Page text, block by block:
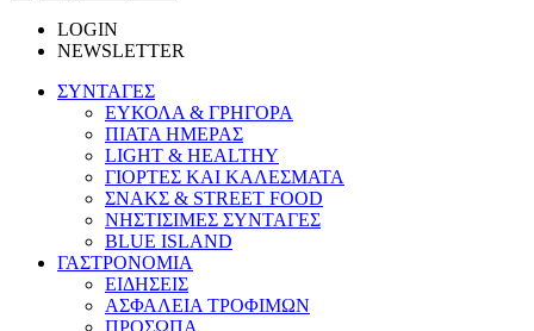
LOGIN
NEWSLETTER
ΣΥΝΤΑΓΕΣ
ΕΥΚΟΛΑ & ΓΡΗΓΟΡΑ
ΠΙΑΤΑ ΗΜΕΡΑΣ
LIGHT & HEALTHY
ΓΙΟΡΤΕΣ ΚΑΙ ΚΑΛΕΣΜΑΤΑ
ΣΝΑΚΣ & STREET FOOD
ΝΗΣΤΙΣΙΜΕΣ ΣΥΝΤΑΓΕΣ
BLUE ISLAND
ΓΑΣΤΡΟΝΟΜΙΑ
ΕΙΔΗΣΕΙΣ
ΑΣΦΑΛΕΙΑ ΤΡΟΦΙΜΩΝ
ΠΡΟΣΩΠΑ